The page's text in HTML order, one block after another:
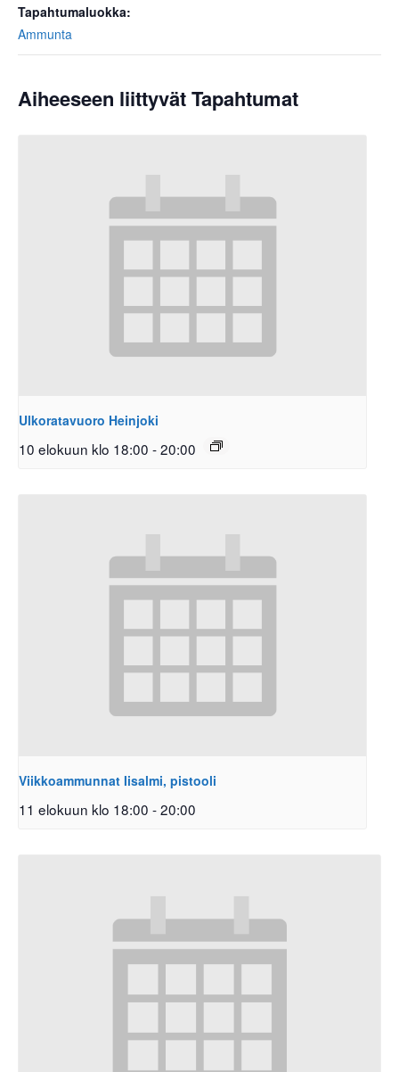
Tapahtumaluokka:
Ammunta
Aiheeseen liittyvät Tapahtumat
Ulkoratavuoro Heinjoki
10 elokuun klo 18:00 -20:00
Viikkoammunnat Iisalmi, pistooli
11 elokuun klo 18:00 -20:00